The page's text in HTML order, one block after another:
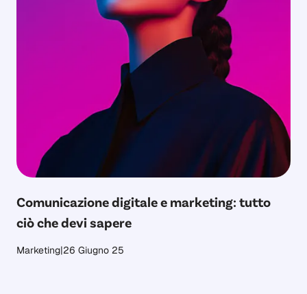
Comunicazione digitale e marketing: tutto
ciò che devi sapere
Marketing|26 Giugno 25